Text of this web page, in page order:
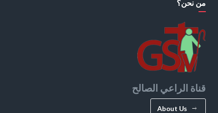
من نحن؟
قناة الراعي الصالح
About Us